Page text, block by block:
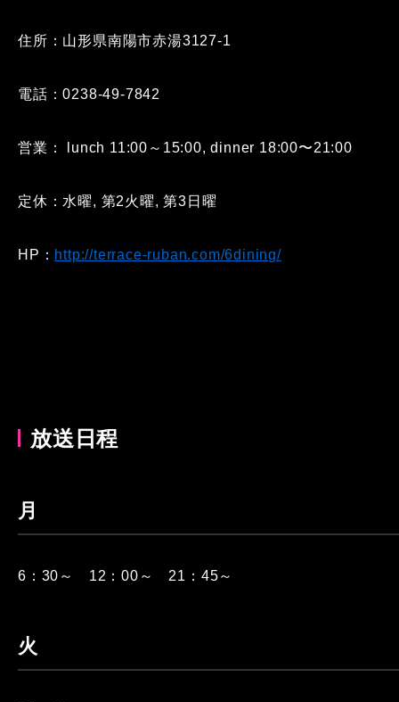
住所：山形県南陽市赤湯3127-1
電話：0238-49-7842
営業： lunch 11:00～15:00, dinner 18:00〜21:00
定休：水曜, 第2火曜, 第3日曜
HP： http://terrace-ruban.com/6dining/
放送日程
月
6：30～ 12：00～ 21：45～
火